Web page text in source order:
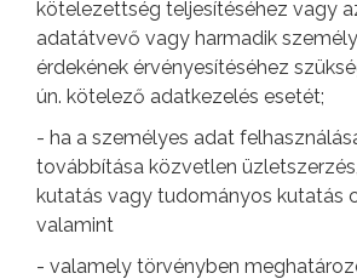
kötelezettség teljesítéséhez vagy
adatátvevő vagy harmadik
érdekének érvényesítéséhez
ún. kötelező adatkezelés esetét;
- ha a személyes adat
továbbítása közvetlen
kutatás vagy tudományos kutatás
valamint
- valamely törvényben